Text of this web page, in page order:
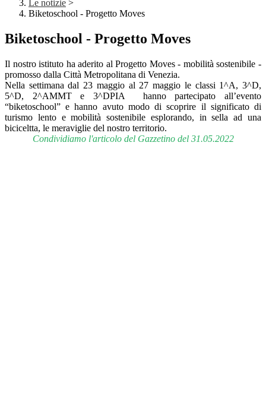
Le notizie >
Biketoschool - Progetto Moves
Biketoschool - Progetto Moves
Il nostro istituto ha aderito al Progetto Moves - mobilità sostenibile -
promosso dalla Città Metropolitana di Venezia.
Nella settimana dal 23 maggio al 27 maggio le classi 1^A, 3^D,
5^D, 2^AMMT e 3^DPIA hanno partecipato all’evento
“biketoschool” e hanno avuto modo di scoprire il significato di
turismo lento e mobilità sostenibile esplorando, in sella ad una
biciceltta, le meraviglie del nostro territorio.
Condividiamo l'articolo del Gazzetino del 31.05.2022